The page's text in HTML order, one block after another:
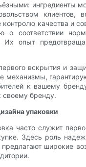
ингредиенты
качества и
о соответствии
опыт
вскрытия и
к вашему
своему бренду.
упаковки
часто служит
Здесь роль
широкие